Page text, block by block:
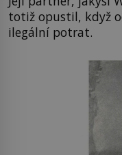
totiž opustil, když
ilegální potrat.